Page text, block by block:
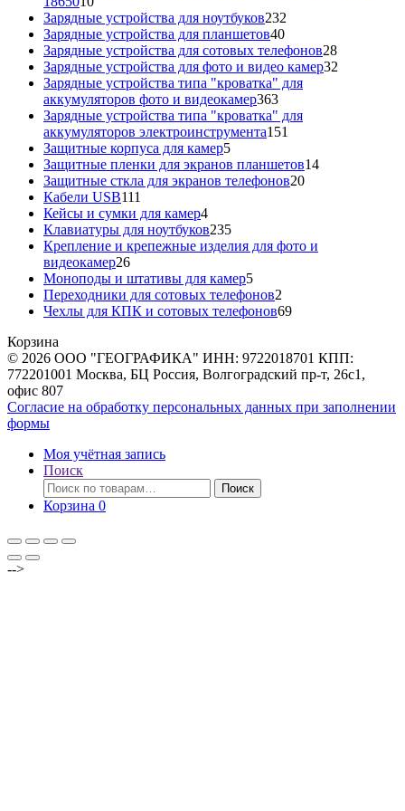
товаров
Зарядные устройства для ноутбуков232
Зарядные устройства для планшетов4040
товаров
Зарядные устройства для сотовых телефонов2828
товаров
Зарядные устройства для фото и видео камер32
Зарядные устройства типа "кроватка" для
аккумуляторов фото и видеокамер363363
товара
Зарядные устройства типа "кроватка" для
аккумуляторов электроинструмента151
Защитные корпуса для камер55
товаров
Защитные пленки для экранов планшетов1414
Защитные сткла для экранов телефонов2020
Кабели USB111
товаров
Кейсы и сумки для камер44
товара
Клавиатуры для ноутбуков235235
товаров
Крепление и крепежные изделия для фото и
видеокамер2626
товаров
Моноподы и штативы для камер55
товаров
Переходники для сотовых телефонов2
товара
Чехлы для КПК и сотовых телефонов6969
Корзина
© 2026 ООО "ГЕОГРАФИКА" ИНН: 9722018701 КПП:
772201001 Москва, БЦ Россия, Волгоградский пр-т, 26с1,
офис 807
Согласие на обработку персональных данных при заполнении
формы
Моя учётная запись
Поиск
Искать:
Поиск
Корзина 0
-->